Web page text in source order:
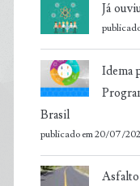
Já
Idema
Brasil
publicado em 20/07/